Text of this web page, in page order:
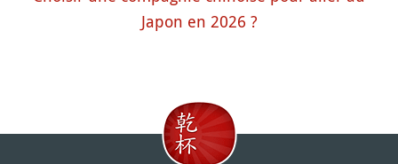
Japon en 2026 ?